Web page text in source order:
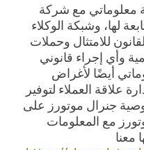
معلوماتي مع شركة
لها، وشبكة الوكلاء
للامتثال وحملات
وأي إجراء قانوني
أيضًا لأغراض
علاقة العملاء لتوفير
جنرال موتورز على
مع المعلومات
معنا